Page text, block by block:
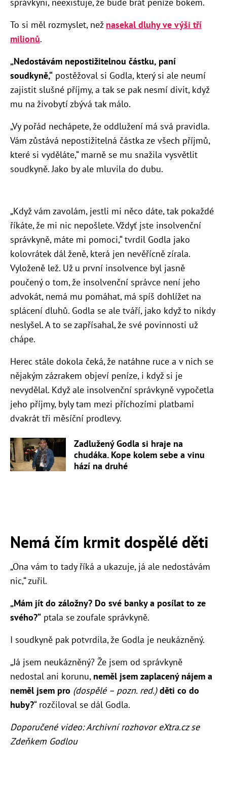
To si měl rozmyslet, než nasekal dluhy ve výši tří
milionů.
„Nedostávám nepostižitelnou částku, paní
soudkyně,“ postěžoval si Godla, který si ale neumí
zajistit slušné příjmy, a tak se pak nesmí divit, když
mu na živobytí zbývá tak málo.
„Vy pořád nechápete, že oddlužení má svá pravidla.
Vám zůstává nepostižitelná částka ze všech příjmů,
které si vyděláte,“ marně se mu snažila vysvětlit
soudkyně. Jako by ale mluvila do dubu.
„Když vám zavolám, jestli mi něco dáte, tak pokaždé
říkáte, že mi nic nepošlete. Vždyť jste insolvenční
správkyně, máte mi pomoci,“ tvrdil Godla jako
kolovrátek dál ženě, která jen nevěřícně zírala.
Vyloženě lež. Už u první insolvence byl jasně
poučený o tom, že insolvenční správce není jeho
advokát, nemá mu pomáhat, má spíš dohlížet na
splácení dluhů. Godla se ale tváří, jako když to nikdy
neslyšel. A to se zapřísahal, že své povinnosti už
chápe.
Herec stále dokola čeká, že natáhne ruce a v nich se
nějakým zázrakem objeví peníze, i když si je
nevydělal. Když ale insolvenční správkyně vypočetla
jeho příjmy, byly tam mezi příchozími platbami
dvakrát tři měsíční prodlevy.
Zadlužený Godla si hraje na
chudáka. Kope kolem sebe a vinu
hází na druhé
Nemá čím krmit dospělé děti
„Ona vám to tady říká a ukazuje, já ale nedostávám
nic,“ zuřil.
„Mám jít do záložny? Do své banky a posílat to ze
svého?“ ptala se zoufale správkyně.
I soudkyně pak potvrdila, že Godla je neukázněný.
„Já jsem neukázněný? Že jsem od správkyně
nedostal ani korunu, neměl jsem zaplacený nájem a
neměl jsem pro (dospělé – pozn. red.)děti co do
huby?“ rozčiloval se dál Godla.
Doporučené video: Archivní rozhovor eXtra.cz se
Zdeňkem Godlou